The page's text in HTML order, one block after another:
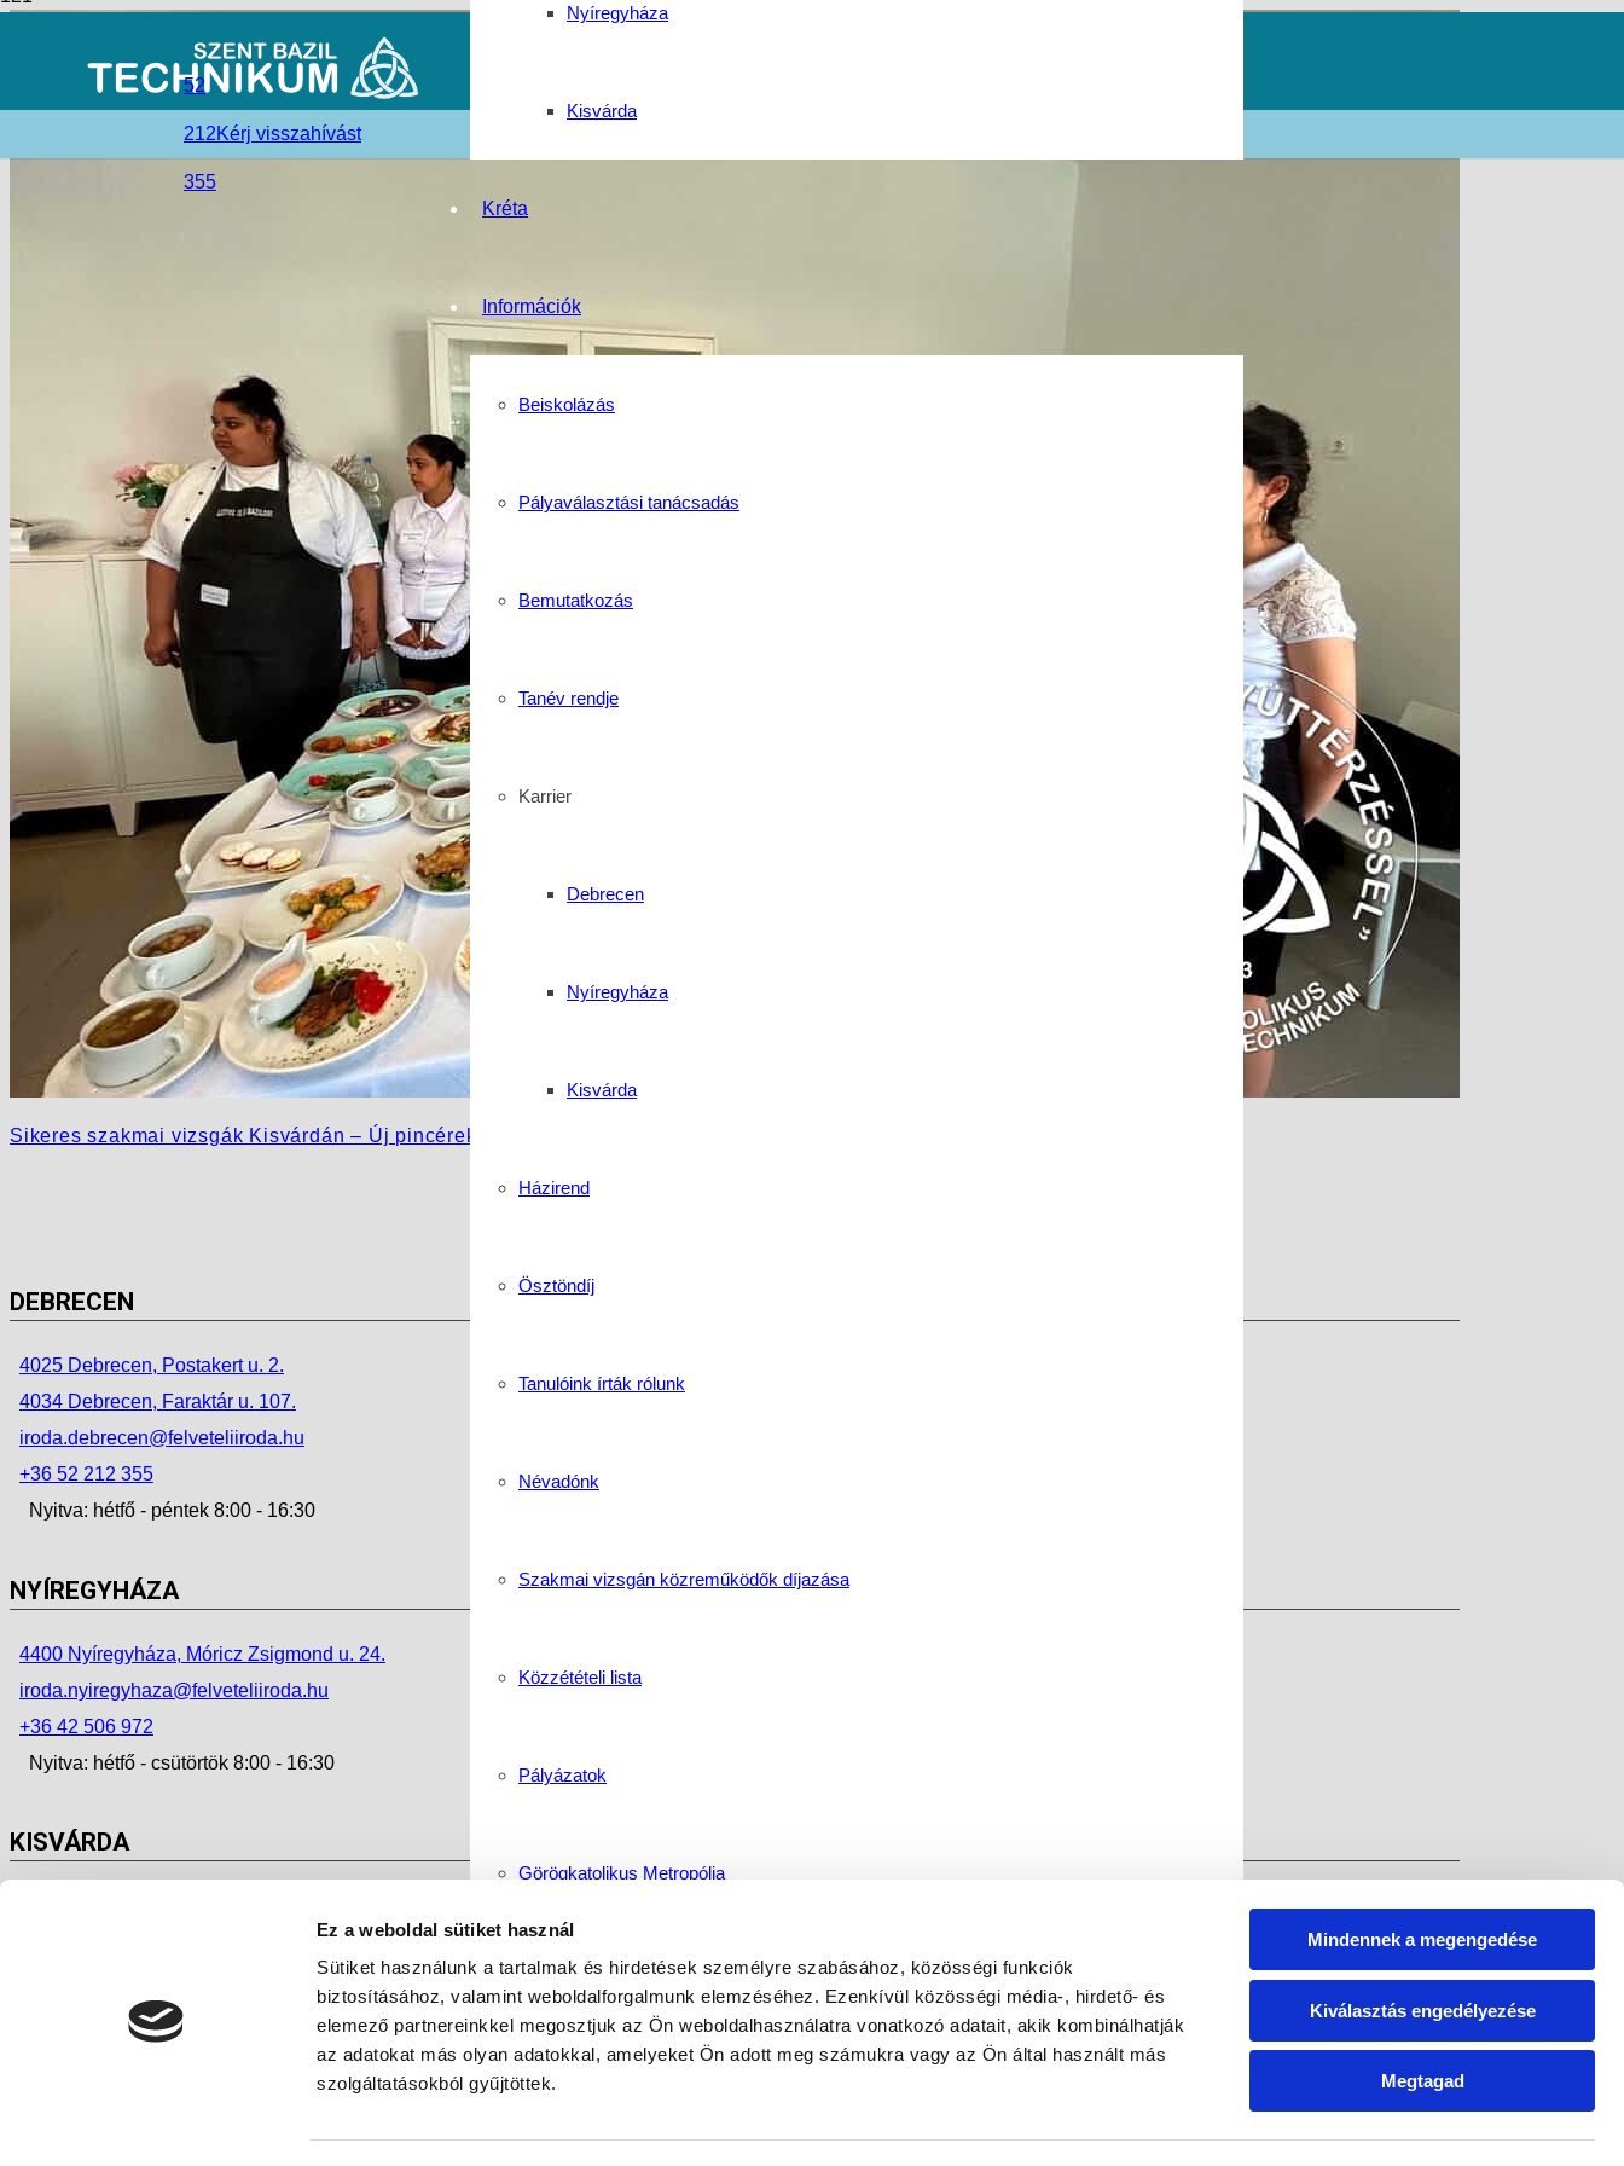
Ez a weboldal sütiket használ
Sütiket használunk a tartalmak és hirdetések személyre szabásához, közösségi funkciók
biztosításához, valamint weboldalforgalmunk elemzéséhez. Ezenkívül közösségi média-, hirdető- és
elemező partnereinkkel megosztjuk az Ön weboldalhasználatra vonatkozó adatait, akik kombinálhatják
az adatokat más olyan adatokkal, amelyeket Ön adott meg számukra vagy az Ön által használt más
szolgáltatásokból gyűjtöttek.
Mindennek a megengedése
Kiválasztás engedélyezése
Megtagad
Nyíregyháza
Kisvárda
Kréta
Információk
Beiskolázás
Pályaválasztási tanácsadás
Bemutatkozás
Tanév rendje
Karrier
Debrecen
Nyíregyháza
Kisvárda
Házirend
Ösztöndíj
Tanulóink írták rólunk
Névadónk
Szakmai vizsgán közreműködők díjazása
Közzétételi lista
Pályázatok
Görögkatolikus Metropólia
Hajdúdorogi Főegyházmegye
Nyíregyházi Egyházmegye
52
212
355
Kérj visszahívást
Sikeres szakmai vizsgák Kisvárdán – Új pincérek és szakácsok indulnak a vendéglátás világába
DEBRECEN
4025 Debrecen, Postakert u. 2.
4034 Debrecen, Faraktár u. 107.
iroda.debrecen@felveteliiroda.hu
+36 52 212 355
Nyitva: hétfő - péntek 8:00 - 16:30
NYÍREGYHÁZA
4400 Nyíregyháza, Móricz Zsigmond u. 24.
iroda.nyiregyhaza@felveteliiroda.hu
+36 42 506 972
Nyitva: hétfő - csütörtök 8:00 - 16:30
KISVÁRDA
Nyitva: hétfő - péntek 8:00 - 16:30